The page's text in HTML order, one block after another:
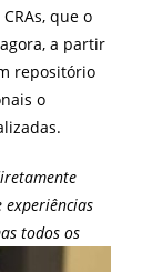
que o
a partir
repositório
o
experiências
todos os